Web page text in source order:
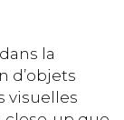
la
d’objets
visuelles